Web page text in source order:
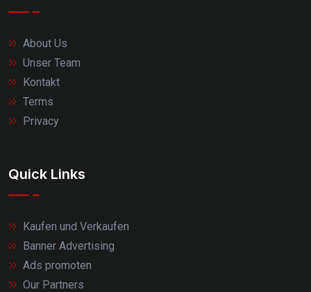
About Us
Unser Team
Kontakt
Terms
Privacy
Quick Links
Kaufen und Verkaufen
Banner Advertising
Ads promoten
Our Partners